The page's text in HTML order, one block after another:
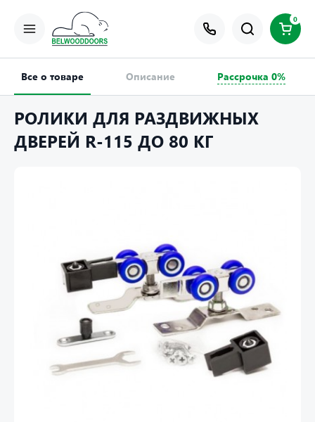
0
Все о товаре Описание Рассрочка 0%
РОЛИКИ ДЛЯ РАЗДВИЖНЫХ
ДВЕРЕЙ R-115 ДО 80 КГ